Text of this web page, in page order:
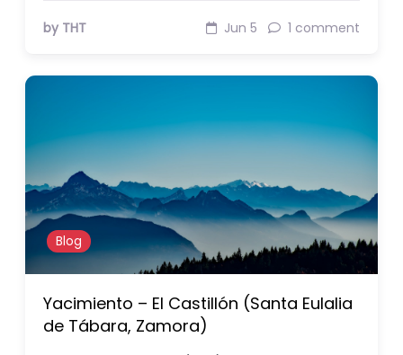
by THT Jun 5 1 comment
Blog
Yacimiento – El Castillón (Santa Eulalia
de Tábara, Zamora)